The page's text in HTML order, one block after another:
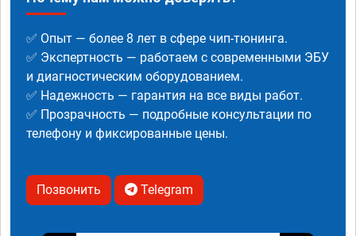
✅ Опыт — более 8 лет в сфере чип-тюнинга.
✅ Экспертность — работаем с современными ЭБУ
и диагностическим оборудованием.
✅ Надежность — гарантия на все виды работ.
✅ Прозрачность — подробные консультации по
телефону и фиксированные цены.
Позвонить Telegram